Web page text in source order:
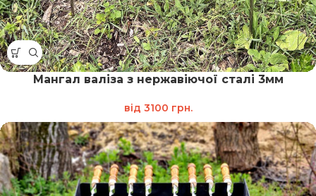
Мангал валіза з нержавіючої сталі 3мм
від 3100 грн.